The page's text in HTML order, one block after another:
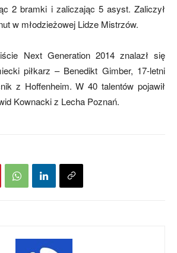
2 bramki i zaliczając 5 asyst. Zaliczył
w młodzieżowej Lidze Mistrzów.
Next Generation 2014 znalazł się
piłkarz – Benedikt Gimber, 17-letni
z Hoffenheim. W 40 talentów pojawił
Kownacki z Lecha Poznań.